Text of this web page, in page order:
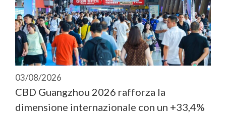
03/08/2026
CBD Guangzhou 2026 rafforza la
dimensione internazionale con un +33,4%